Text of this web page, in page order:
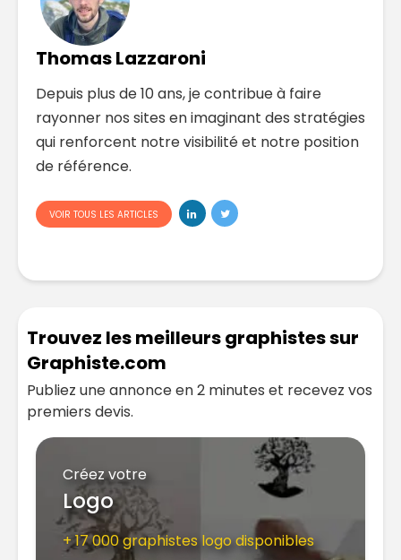
Thomas Lazzaroni
Depuis plus de 10 ans, je contribue à faire
rayonner nos sites en imaginant des stratégies
qui renforcent notre visibilité et notre position
de référence.
VOIR TOUS LES ARTICLES
Trouvez les meilleurs graphistes sur
Graphiste.com
Publiez une annonce en 2 minutes et recevez vos
premiers devis.
Créez votre
Logo
+ 17 000 graphistes logo disponibles